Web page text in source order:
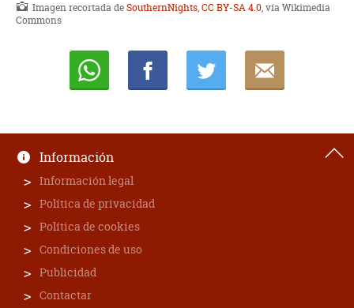
Imagen recortada deSouthernNights,CC BY-SA 4.0, vía Wikimedia
Commons
Información
Información legal
Política de privacidad
Política de cookies
Condiciones de uso
Publicidad
Contactar